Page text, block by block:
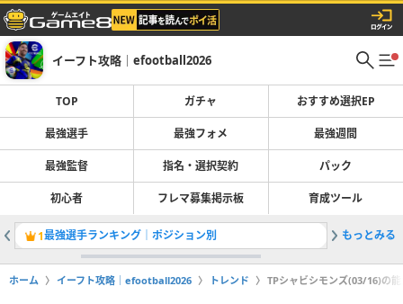
イーフト攻略｜efootball2026
TOP ガチャ おすすめ選択EP
最強選手 最強フォメ 最強週間
最強監督 指名・選択契約 パック
初心者 フレマ募集掲示板 育成ツール
1最強選手ランキング｜ポジション別 2
もっとみる
ホーム イーフト攻略｜efootball2026 トレンド TPシャビシモンズ(03/16)の